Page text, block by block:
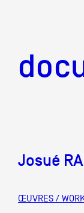
Josué
ŒUVRES /